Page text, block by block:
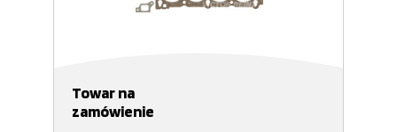
Towar na
zamówienie